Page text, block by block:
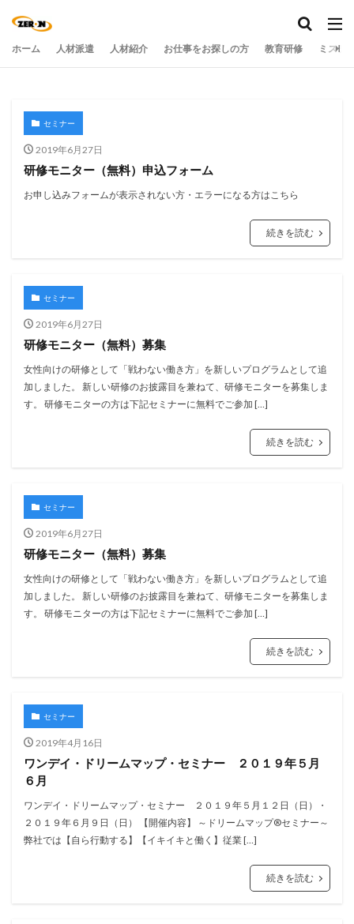
ホーム 人材派遣 人材紹介 お仕事をお探しの方 教育研修 ミステ
セミナー
2019年6月27日
研修モニター（無料）申込フォーム
お申し込みフォームが表示されない方・エラーになる方はこちら
続きを読む
セミナー
2019年6月27日
研修モニター（無料）募集
女性向けの研修として「戦わない働き方」を新しいプログラムとして追
加しました。 新しい研修のお披露目を兼ねて、研修モニターを募集しま
す。 研修モニターの方は下記セミナーに無料でご参加 […]
続きを読む
セミナー
2019年6月27日
研修モニター（無料）募集
女性向けの研修として「戦わない働き方」を新しいプログラムとして追
加しました。 新しい研修のお披露目を兼ねて、研修モニターを募集しま
す。 研修モニターの方は下記セミナーに無料でご参加 […]
続きを読む
セミナー
2019年4月16日
ワンデイ・ドリームマップ・セミナー ２０１９年５月
６月
ワンデイ・ドリームマップ・セミナー ２０１９年５月１２日（日）・
２０１９年６月９日（日） 【開催内容】 ～ドリームマップ®セミナー～
弊社では【自ら行動する】【イキイキと働く】従業 […]
続きを読む